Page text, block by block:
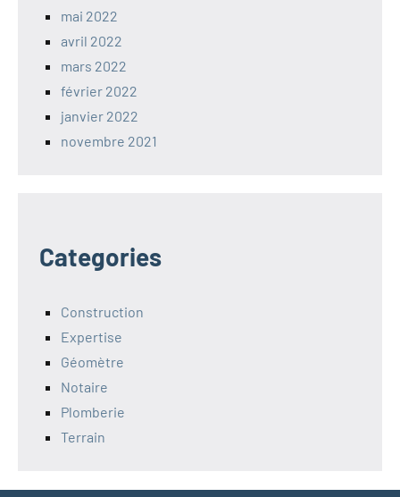
mai 2022
avril 2022
mars 2022
février 2022
janvier 2022
novembre 2021
Categories
Construction
Expertise
Géomètre
Notaire
Plomberie
Terrain